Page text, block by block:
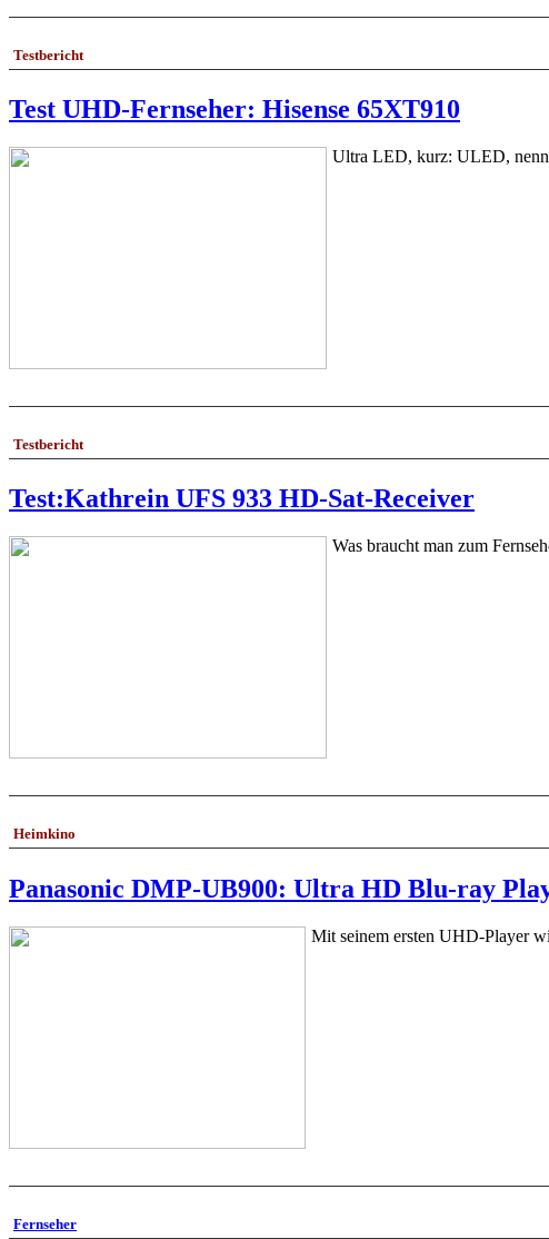
Testbericht
Test UHD-Fernseher: Hisense 65XT910
Ultra LED, kurz: ULED,
Testbericht
Test:Kathrein UFS 933 HD-Sat-Receiver
Was braucht man zum
Heimkino
Panasonic DMP-UB900: Ultra HD Blu-ray
Mit seinem ersten UHD-Player
Fernseher